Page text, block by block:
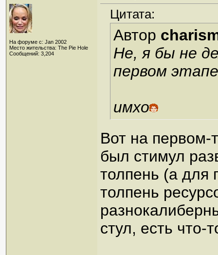
На форуме с: Jan 2002
Место жительства: The Pie Hole
Сообщений: 3,204
Цитата:
Автор
Не, я бы не
первом этапе
имхо
Вот на первом-
был стимул
толпень (а для
толпень
стул, есть что-